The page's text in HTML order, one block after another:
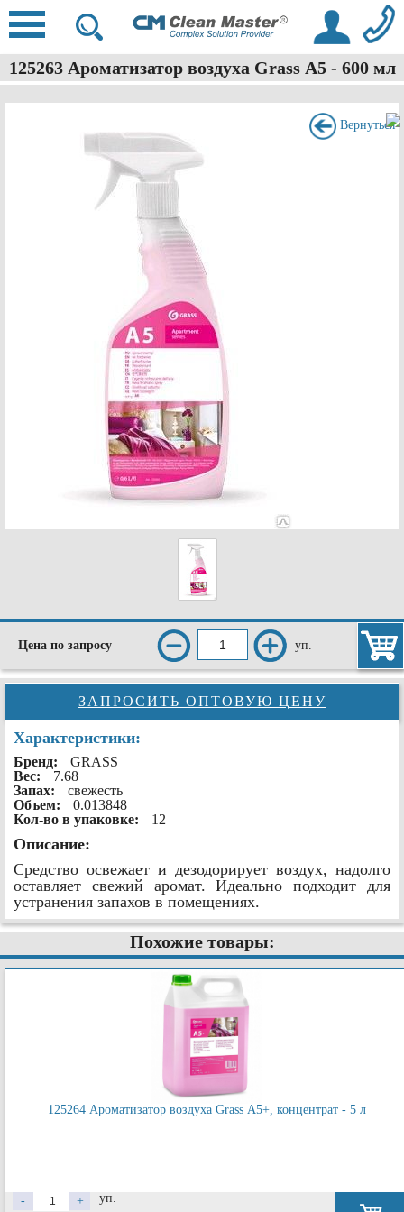
125263 Ароматизатор воздуха Grass А5 - 600 мл
Вернуться
Цена по запросу уп.
ЗАПРОСИТЬ ОПТОВУЮ ЦЕНУ
Характеристики:
Бренд:
GRASS
Вес:
7.68
Запах:
свежесть
Объем:
0.013848
Кол-во в упаковке:
12
Описание:
Средство освежает и дезодорирует воздух, надолго
оставляет свежий аромат. Идеально подходит для
устранения запахов в помещениях.
Похожие товары:
125264 Ароматизатор воздуха Grass А5+, концентрат - 5 л
- + уп.